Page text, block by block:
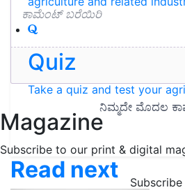
Quiz
Take a quiz and test your
Magazine
Subscribe to our print & digital
Subscribe
Read next